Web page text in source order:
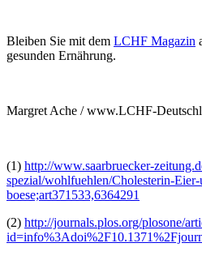
Bleiben Sie mit dem LCHF Magazin
gesunden Ernährung.
Margret Ache / www.LCHF-
(1) http://www.saarbruecker-
spezial/wohlfuehlen/Cholesterin-
boese;art371533,6364291
(2) http://journals.plos.org/plosone/